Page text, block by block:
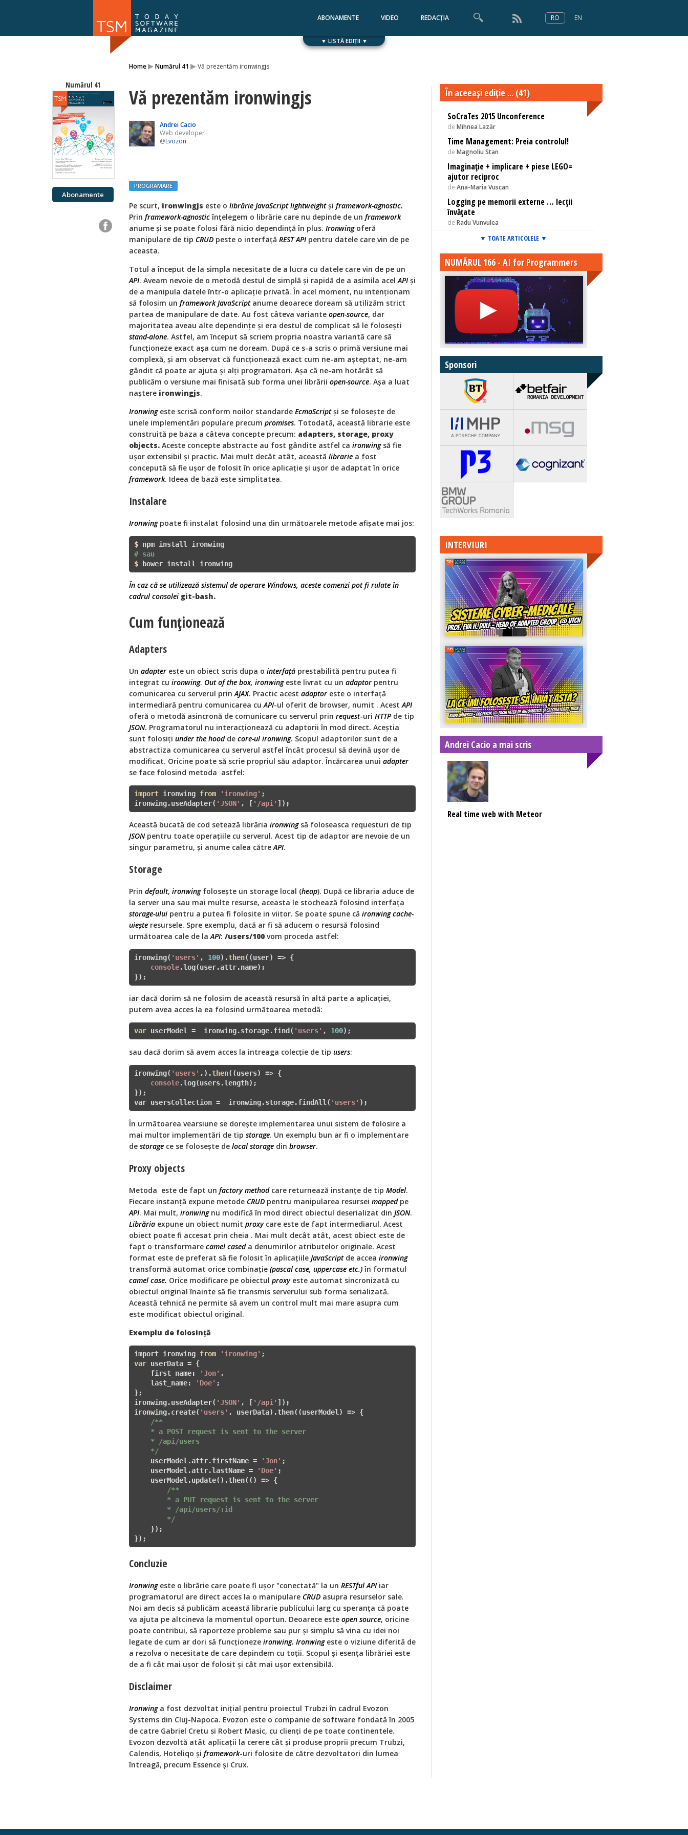
ABONAMENTE VIDEO REDACȚIA RO EN
▼ LISTĂ EDIȚII ▼
Home▸Numărul 41 ▸Vă prezentăm ironwingjs
Numărul 41
Abonamente
Vă prezentăm ironwingjs
Andrei Cacio
Web developer
@Evozon
PROGRAMARE
Pe scurt, ironwingjs este o librărie JavaScript lightweightşi framework-agnostic.
Prin framework-agnosticînţelegem o librărie care nu depinde de un framework
anume și se poate folosi fără nicio dependinţă în plus. Ironwingoferă
manipulare de tip CRUD peste o interfaţă REST APIpentru datele care vin de pe
aceasta.
Totul a început de la simpla necesitate de a lucra cu datele care vin de pe un
API. Aveam nevoie de o metodă destul de simplă și rapidă de a asimila acelAPIşi
de a manipula datele într-o aplicaţie privată. În acel moment, nu intenționam
să folosim un framework JavaScriptanume deoarece doream să utilizăm strict
partea de manipulare de date. Au fost câteva variante open-source, dar
majoritatea aveau alte dependinţe şi era destul de complicat să le foloseşti
stand-alone. Astfel, am început să scriem propria noastra variantă care să
funcționeze exact așa cum ne doream. După ce s-a scris o primă versiune mai
complexă, şi am observat că funcţionează exact cum ne-am aşteptat, ne-am
gândit că poate ar ajuta şi alţi programatori. Aşa că ne-am hotărât să
publicăm o versiune mai finisată sub forma unei librării open-source. Aşa a luat
naştere ironwingjs.
Ironwingeste scrisă conform noilor standarde EcmaScriptşi se foloseşte de
unele implementări populare precum promises. Totodată, această librarie este
construită pe baza a câteva concepte precum: adapters, storage, proxy
objects. Aceste concepte abstracte au fost gândite astfel ca ironwingsă fie
uşor extensibil şi practic. Mai mult decât atât, această librarie a fost
concepută să fie uşor de folosit în orice aplicaţie şi ușor de adaptat în orice
framework. Ideea de bază este simplitatea.
Instalare
Ironwingpoate fi instalat folosind una din următoarele metode afişate mai jos:
$
# sau
$
bower install ironwing
În caz că se utilizează sistemul de operare Windows, aceste comenzi pot fi rulate în
cadrul consolei git-bash.
Cum funţionează
Adapters
Un adapter este un obiect scris dupa o interfaţă prestabilită pentru putea fi
integrat cu ironwing. Out of the box, ironwingeste livrat cu un adaptor pentru
comunicarea cu serverul prin AJAX. Practic acest adaptor este o interfaţă
intermediară pentru comunicarea cu API-ul oferit de browser, numit . Acest API
oferă o metodă asincronă de comunicare cu serverul prin request-uri HTTPde tip
JSON. Programatorul nu interacţionează cu adaptorii în mod direct. Aceştia
sunt folosiţi under the hoodde core-ul ironwing. Scopul adaptorilor sunt de a
abstractiza comunicarea cu serverul astfel încât procesul să devină uşor de
modificat. Oricine poate să scrie propriul său adaptor. Încărcarea unui adapter
se face folosind metoda astfel:
import ironwing from 'ironwing' ;
ironwing.useAdapter( 'JSON' , [ '/api' ]);
Această bucată de cod setează librăria ironwingsă foloseasca requesturi de tip
JSONpentru toate operaţiile cu serverul. Acest tip de adaptor are nevoie de un
singur parametru, şi anume calea către API.
Storage
Prin default, ironwingfoloseşte un storage local (heap). După ce libraria aduce de
la server una sau mai multe resurse, aceasta le stochează folosind interfaţa
storage-ului pentru a putea fi folosite in viitor. Se poate spune că ironwing cache-
uieşte resursele. Spre exemplu, dacă ar fi să aducem o resursă folosind
următoarea cale de la API: /users/100 vom proceda astfel:
ironwing( 'users' , 100).then( (user) => {
console.log(user.attr.name);
});
iar dacă dorim să ne folosim de această resursă în altă parte a aplicaţiei,
putem avea acces la ea folosind următoarea metodă:
var userModel =  ironwing.storage.find( 'users' , 100);
sau dacă dorim să avem acces la intreaga colecţie de tip users:
ironwing( 'users' ,).then( (users) => {
console.log(users.length);
var usersCollection =  ironwing.storage.findAll( 'users' );
În următoarea vearsiune se doreşte implementarea unui sistem de folosire a
mai multor implementări de tip storage. Un exemplu bun ar fi o implementare
de storage ce se foloseşte de local storage din browser.
Proxy objects
Metoda este de fapt un factory methodcare returnează instanţe de tip Model.
Fiecare instanţă expune metode CRUD pentru manipularea resursei mappedpe
API. Mai mult, ironwingnu modifică în mod direct obiectul deserializat din JSON.
Librăria expune un obiect numit proxycare este de fapt intermediarul. Acest
obiect poate fi accesat prin cheia . Mai mult decât atât, acest obiect este de
fapt o transformare camel caseda denumirilor atributelor originale. Acest
format este de preferat să fie folosit în aplicaţiile JavaScriptde accea ironwing
transformă automat orice combinaţie (pascal case, uppercase etc.)în formatul
camel case. Orice modificare pe obiectul proxyeste automat sincronizată cu
obiectul original înainte să fie transmis serverului sub forma serializată.
Această tehnică ne permite să avem un control mult mai mare asupra cum
este modificat obiectul original.
Exemplu de folosinţă
import ironwing from 'ironwing'
var userData = {
first_name:
'Jon' ,
last_name:
'Doe' ;
};
ironwing.useAdapter( 'JSON' , [ '/api' ]);
ironwing.create( 'users' , userData).then((userModel) => {
/**
* a POST request is sent to the server
* /api/users
*/
userModel.attr.firstName =
'Jon' ;
userModel.attr.lastName =
'Doe' ;
userModel.update().then(() => {
/**
* a PUT request is sent to the server
* /api/users/:id
*/
});
});
Concluzie
Ironwingeste o librărie care poate fi uşor "conectată" la un RESTful APIiar
programatorul are direct acces la o manipulare CRUD asupra resurselor sale.
Noi am decis să publicăm această librarie publicului larg cu speranţa că poate
va ajuta pe altcineva la momentul oportun. Deoarece este open source, oricine
poate contribui, să raporteze probleme sau pur şi simplu să vina cu idei noi
legate de cum ar dori să funcţioneze ironwing. Ironwingeste o viziune diferită de
a rezolva o necesitate de care depindem cu toţii. Scopul şi esenţa librăriei este
de a fi cât mai uşor de folosit și cât mai uşor extensibilă.
Disclaimer
Ironwinga fost dezvoltat inițial pentru proiectul Trubzi în cadrul Evozon
Systems din Cluj-Napoca. Evozon este o companie de software fondată în 2005
de catre Gabriel Cretu si Robert Masic, cu clienți de pe toate continentele.
Evozon dezvoltă atât aplicații la cerere cât și produse proprii precum Trubzi,
Calendis, Hoteliqo și framework-uri folosite de către dezvoltatori din lumea
întreagă, precum Essence și Crux.
În aceeaşi ediţie ... (41)
SoCraTes 2015 Unconference
de Mihnea Lazăr
Time Management: Preia controlul!
de Magnoliu Stan
Imaginație + implicare + piese LEGO=
ajutor reciproc
de Ana-Maria Vuscan
Logging pe memorii externe … lecții
învățate
de Radu Vunvulea
▼ TOATE ARTICOLELE ▼
NUMĂRUL 166 - AI for Programmers
Sponsori
INTERVIURI
Andrei Cacio a mai scris
Real time web with Meteor